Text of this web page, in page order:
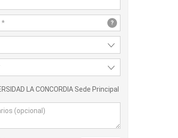
?
LA CONCORDIA Sede Principal